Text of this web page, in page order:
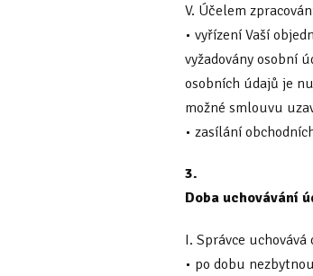
V. Účelem
• vyřízení Vaší
vyžadovány osobní
osobních údajů je
možné smlouvu
• zasílání
3.
Doba uchovávání
I. Správce uchovává
• po dobu